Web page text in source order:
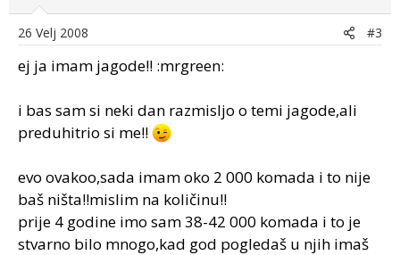
26 Velj 2008 #3
ej ja imam jagode!! :mrgreen:
i bas sam si neki dan razmisljo o temi jagode,ali
preduhitrio si me!!
evo ovakoo,sada imam oko 2 000 komada i to nije
baš ništa!!mislim na količinu!!
prije 4 godine imo sam 38-42 000 komada i to je
stvarno bilo mnogo,kad god pogledaš u njih imaš